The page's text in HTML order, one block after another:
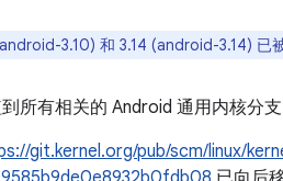
3.10) 和 3.14 (android-3.14) 已
所有相关的 Android 通用内核分支
git.kernel.org/pub/scm/linux/